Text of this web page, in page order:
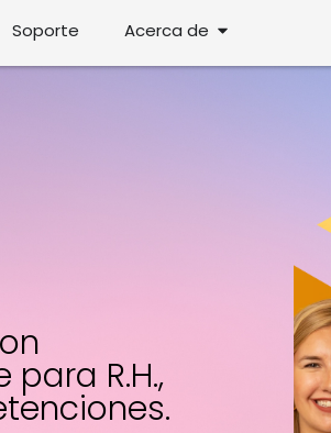
Soporte Acerca de Open Acerca de
R.H.,